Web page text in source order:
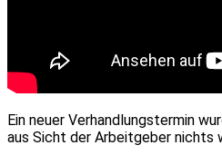
Ein neuer Verhandlungstermin
aus Sicht der Arbeitgeber nichts